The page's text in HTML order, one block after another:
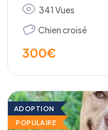
341 Vues
Chien croisé
300€
ADOPTION
POPULAIRE